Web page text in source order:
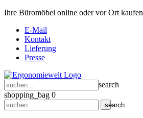
Ihre Büromöbel online oder vor Ort kaufen
E-Mail
Kontakt
Lieferung
Presse
search
shopping_bag 0
search